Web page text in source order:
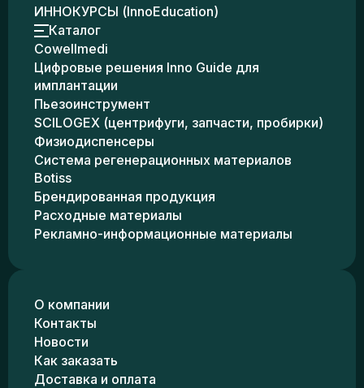
ИННОКУРСЫ (InnoEducation)
Каталог
Cowellmedi
Цифровые решения Inno Guide для
имплантации
Пьезоинструмент
SCILOGEX (центрифуги, запчасти, пробирки)
Физиодиспенсеры
Система регенерационных материалов
Botiss
Брендированная продукция
Расходные материалы
Рекламно-информационные материалы
О компании
Контакты
Новости
Как заказать
Доставка и оплата